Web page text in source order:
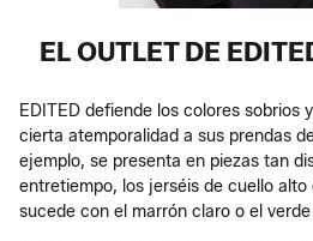
EL OUTLET DE
EDITED defiende los colores sobrios
cierta atemporalidad a sus prendas
ejemplo, se presenta en piezas tan
entretiempo, los jerséis de cuello alto
sucede con el marrón claro o el